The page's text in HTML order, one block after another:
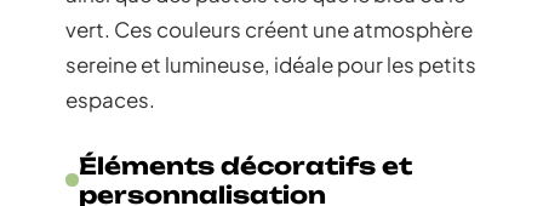
vert. Ces couleurs créent une atmosphère
sereine et lumineuse, idéale pour les petits
espaces.
Éléments décoratifs et
personnalisation